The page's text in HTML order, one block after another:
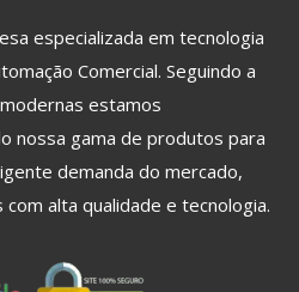
especializada em tecnologia
Comercial. Seguindo a
estamos
nossa gama de produtos para
demanda do mercado,
alta qualidade e tecnologia.